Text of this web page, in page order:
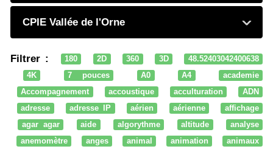
CPIE Vallée de l'Orne
Filtrer : 180 2D 360 3D
48.52403042400638
4K
7 pouces A0 A4
academie
Accompagnement
accoustique acculturation
ADN
adresse
adresse IP aérien aérienne
affichage
agar agar
aide algorythme altitude
analyse
anemomètre
anges animal animation
animaux